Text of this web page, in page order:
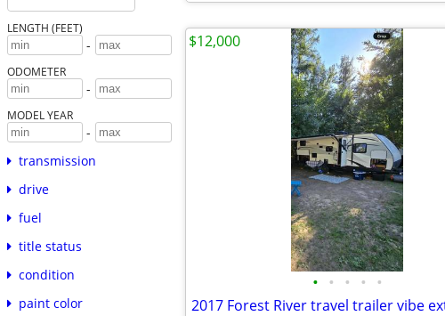
LENGTH (FEET)
-
ODOMETER
-
MODEL YEAR
-
transmission
drive
fuel
title status
condition
paint color
• • • • •
$12,000